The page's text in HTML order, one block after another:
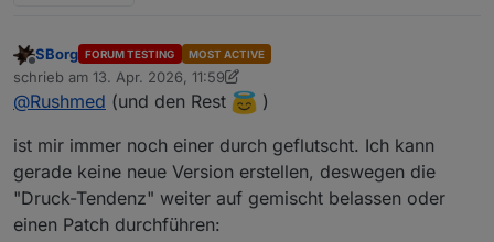
Offline
SBorg FORUM TESTING MOST ACTIVE
schrieb am 13. Apr. 2026, 11:59
zuletzt editiert von SBorg
@Rushmed (und den Rest )
ist mir immer noch einer durch geflutscht. Ich kann
gerade keine neue Version erstellen, deswegen die
"Druck-Tendenz" weiter auf gemischt belassen oder
einen Patch durchführen: